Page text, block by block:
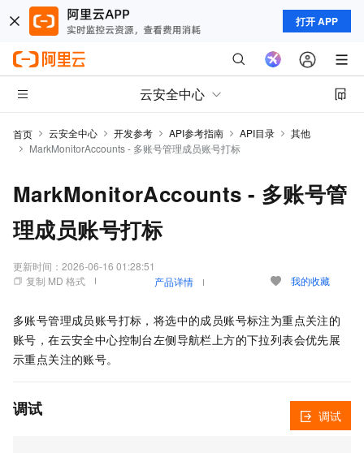
打开 APP
云安全中心
首页 云安全中心 开发参考 API参考指南 API目录
其他
MarkMonitorAccounts - 多账号管理成员账号打标
MarkMonitorAccounts - 多账号管
理成员账号打标
更新时间： 2026-06-16 01:28:51
复制 MD 格式
产品详情 我的收藏
多账号管理成员账号打标，将选中的成员账号标注为重点关注的
账号，在云安全中心控制台左侧导航栏上方的下拉列表会优先展
示重点关注的账号。
调试 调试